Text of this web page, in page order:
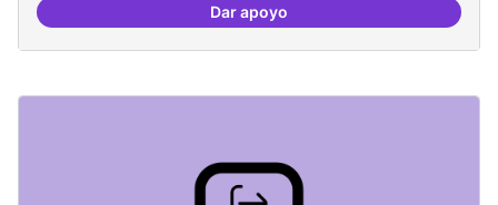
Dar apoyoParticipació ciutadana